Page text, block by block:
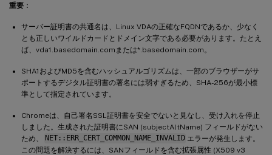
重要 ：
サーバー証明書の共通名は、Linux VDAの正確なFQDNであるか、少なく
とも正しいワイルドカードとドメイン文字である必要があります。たとえ
ば、vda1.basedomain.comまたは*.basedomain.com。
SHA1およびMD5を含むハッシュアルゴリズムは、一部のブラウザーがサ
ポートするデジタル証明書の署名には弱すぎるため、SHA-256が最小標
準として指定されています。
Chromeは、自己署名SSL証明書を安全でないと見なし、受け入れを停止
しました。生成された証明書にSAN (subjectAltName) フィールドがない
ため、
NET::ERR_CERT_COMMON_NAME_INVALID エラーが発生します。
この問題を解決するには、SANフィールドを含む拡張属性 (X509 v3